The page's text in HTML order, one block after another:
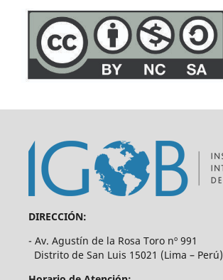
DIRECCIÓN:
- Av. Agustín de la Rosa Toro nº 991
Distrito de San Luis 15021 (Lima – Perú)